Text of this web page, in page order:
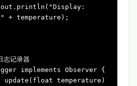
"Display:
+ temperature);
记录器
implements Observer {
update( float temperature)